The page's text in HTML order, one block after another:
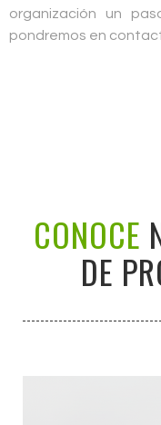
organización un
pondremos en
CONOCE
DE